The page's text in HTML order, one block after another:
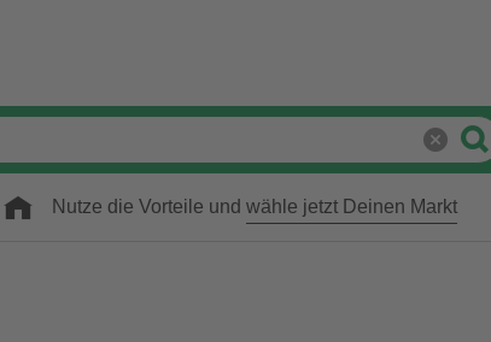
Nutze die Vorteile und wähle jetzt Deinen Markt